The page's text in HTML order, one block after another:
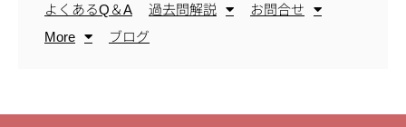
よくあるQ＆A
過去問解説
お問合せ
More
ブログ